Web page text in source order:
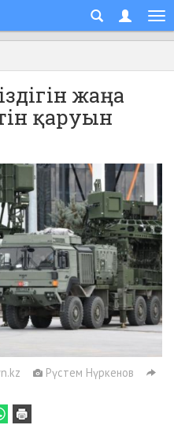
жаңа
қаруын
Рүстем Нүркенов